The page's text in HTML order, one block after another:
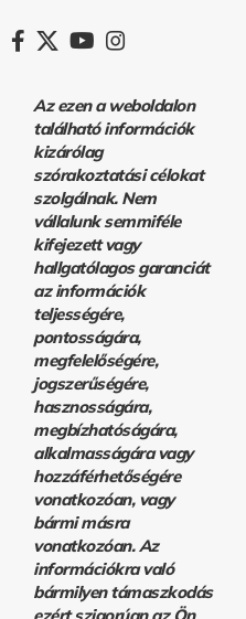
Az ezen a weboldalon
található információk
kizárólag
szórakoztatási célokat
szolgálnak. Nem
vállalunk semmiféle
kifejezett vagy
hallgatólagos garanciát
az információk
teljességére,
pontosságára,
megfelelőségére,
jogszerűségére,
hasznosságára,
megbízhatóságára,
alkalmasságára vagy
hozzáférhetőségére
vonatkozóan, vagy
bármi másra
vonatkozóan. Az
információkra való
bármilyen támaszkodás